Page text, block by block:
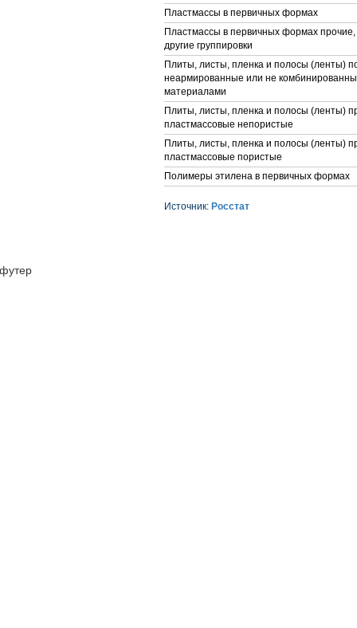
Пластмассы в первичных формах
Пластмассы в первичных формах
другие группировки
Плиты, листы, пленка и полосы (ленты)
неармированные или не
материалами
Плиты, листы, пленка и полосы (ленты)
пластмассовые непористые
Плиты, листы, пленка и полосы (ленты)
пластмассовые пористые
Полимеры этилена в первичных формах
Источник: Росстат
футер